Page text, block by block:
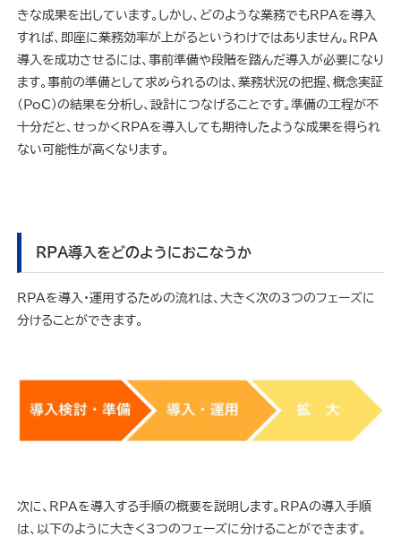
きな成果を出しています。しかし、どのような業務でもRPAを導入
すれば、即座に業務効率が上がるというわけではありません。RPA
導入を成功させるには、事前準備や段階を踏んだ導入が必要になり
ます。事前の準備として求められるのは、業務状況の把握、概念実証
（PoC）の結果を分析し、設計につなげることです。準備の工程が不
十分だと、せっかくRPAを導入しても期待したような成果を得られ
ない可能性が高くなります。
RPA導入をどのようにおこなうか
RPAを導入・運用するための流れは、大きく次の3つのフェーズに
分けることができます。
次に、RPAを導入する手順の概要を説明します。RPAの導入手順
は、以下のように大きく3つのフェーズに分けることができます。